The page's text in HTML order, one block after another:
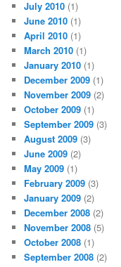
July 2010 (1)
June 2010 (1)
April 2010 (1)
March 2010 (1)
January 2010 (1)
December 2009 (1)
November 2009 (2)
October 2009 (1)
September 2009 (3)
August 2009 (3)
June 2009 (2)
May 2009 (1)
February 2009 (3)
January 2009 (2)
December 2008 (2)
November 2008 (5)
October 2008 (1)
September 2008 (2)